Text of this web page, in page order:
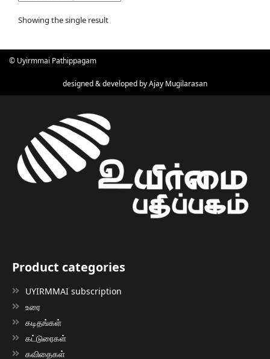
Showing the single result
© Uyirmmai Pathippagam
designed & developed byAjay Mugilarasan
Product categories
UYIRMMAI subscription
உரை
கடிதங்கள்
கட்டுரைகள்
கவிதைகள்